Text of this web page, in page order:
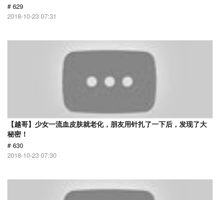
# 629
2018-10-23 07:31
【越哥】少女一流血皮肤就老化，朋友用针扎了一下后，发现了大
秘密！
# 630
2018-10-23 07:30